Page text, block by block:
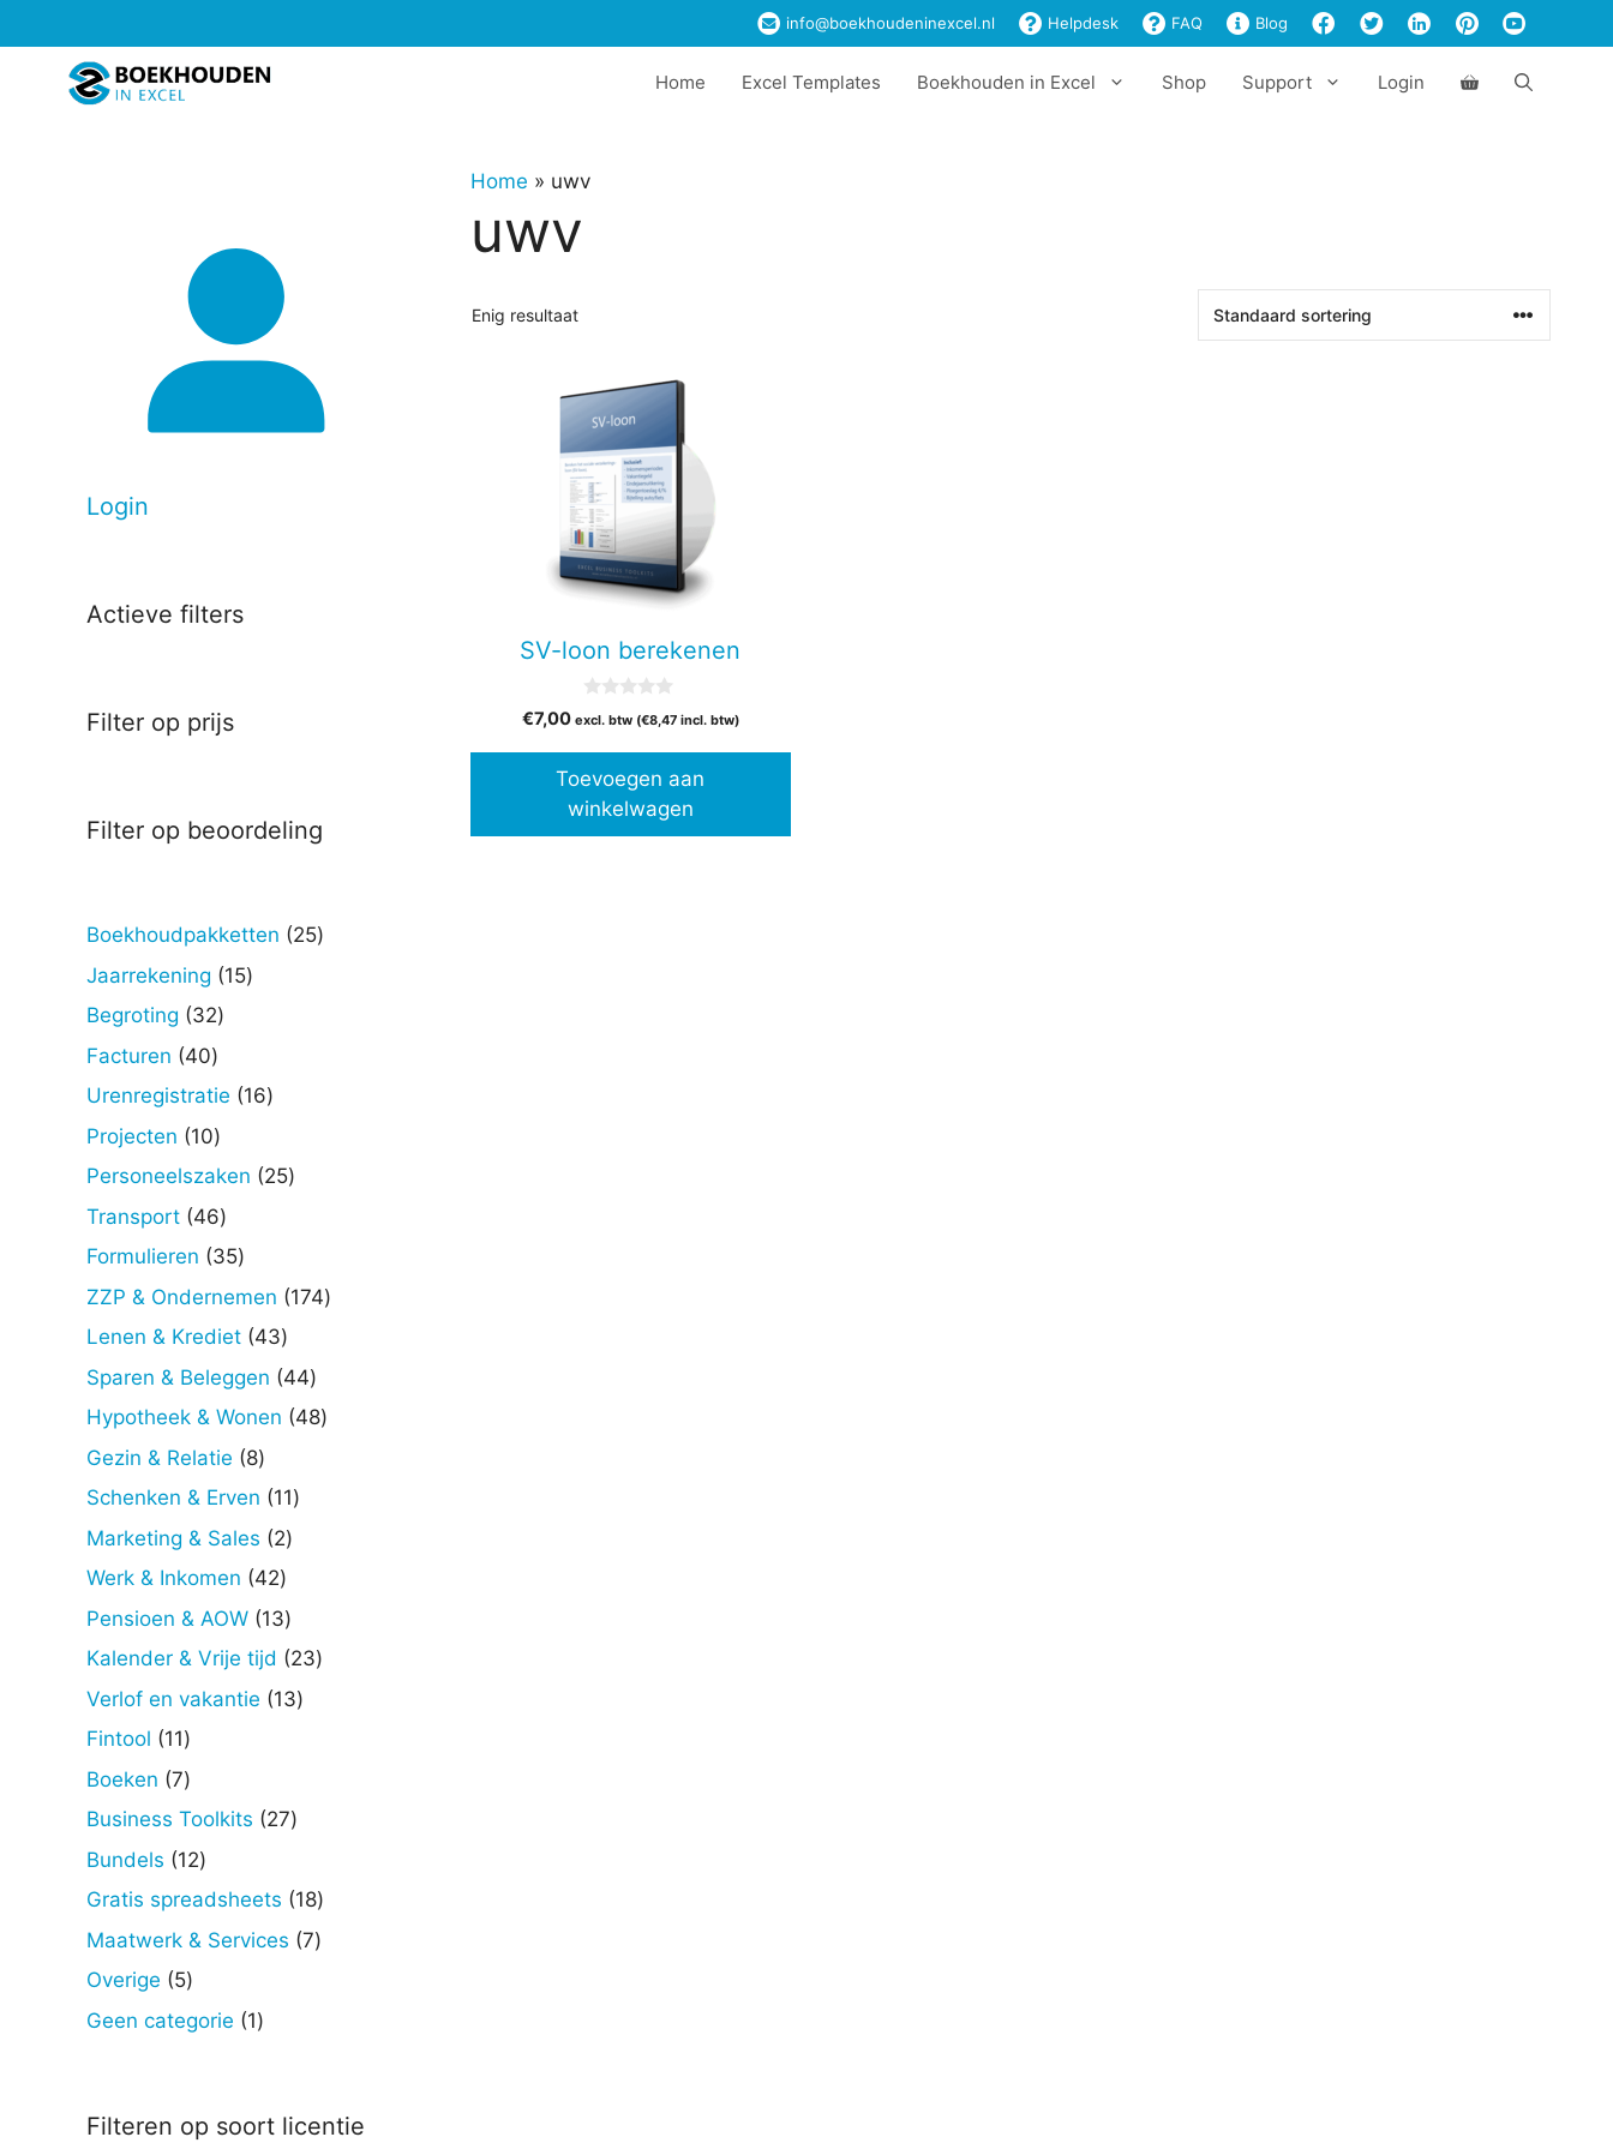
naar
info@boekhoudeninexcel.nl Helpdesk FAQ Blog
Home Excel Templates Boekhouden in Excel Shop Support Login
Home » uwv
uwv
Enig resultaat
SV-loon berekenen
v
5
€7,00 excl. btw (€8,47incl. btw)
Toevoegen aan
winkelwagen
Login
Actieve filters
Filter op prijs
Filter op beoordeling
Boekhoudpakketten 2525
Jaarrekening 1515
Begroting 3232
Facturen 4040
producten
Urenregistratie 1616
Projecten 1010
producten
Personeelszaken 2525
Transport 4646
producten
Formulieren 3535
producten
ZZP & Ondernemen 174174
Lenen & Krediet 4343
producten
Sparen & Beleggen 4444
producten
Hypotheek & Wonen 4848
Gezin & Relatie 88
producten
Schenken & Erven 1111
Marketing & Sales 22
Werk & Inkomen 4242
producten
Pensioen & AOW 1313
producten
Kalender & Vrije tijd 2323
Verlof en vakantie 1313
Fintool 1111
producten
Boeken 77
producten
Business Toolkits 2727
Bundels 1212
producten
Gratis spreadsheets 1818
producten
Maatwerk & Services 77
Overige 55
producten
Geen categorie 11
Filteren op soort licentie